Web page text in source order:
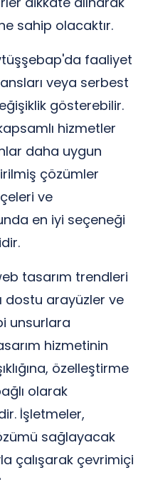
sahip olacaktır.
faaliyet
veya serbest
gösterebilir.
hizmetler
daha uygun
çözümler
ve
en iyi seçeneği
tasarım trendleri
dostu arayüzler ve
unsurlara
hizmetinin
özelleştirme
olarak
İşletmeler,
sağlayacak
çalışarak çevrimiçi